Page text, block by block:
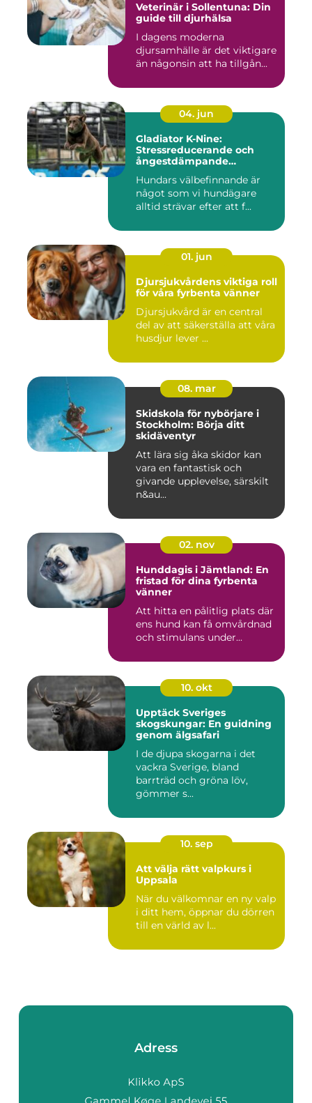
Veterinär i Sollentuna: Din
guide till djurhälsa
I dagens moderna
djursamhälle är det viktigare
än någonsin att ha tillgån...
04. jun
Gladiator K-Nine:
Stressreducerande och
ångestdämpande
Hundars välbefinnande är
något som vi hundägare
alltid strävar efter att f...
01. jun
Djursjukvårdens viktiga roll
för våra fyrbenta vänner
Djursjukvård är en central
del av att säkerställa att våra
husdjur lever ...
08. mar
Skidskola för nybörjare i
Stockholm: Börja ditt
skidäventyr
Att lära sig åka skidor kan
vara en fantastisk och
givande upplevelse, särskilt
n&au...
02. nov
Hunddagis i Jämtland: En
fristad för dina fyrbenta
vänner
Att hitta en pålitlig plats där
ens hund kan få omvårdnad
och stimulans under...
10. okt
Upptäck Sveriges
skogskungar: En guidning
genom älgsafari
I de djupa skogarna i det
vackra Sverige, bland
barrträd och gröna löv,
gömmer s...
10. sep
Att välja rätt valpkurs i
Uppsala
När du välkomnar en ny valp
i ditt hem, öppnar du dörren
till en värld av l...
Adress